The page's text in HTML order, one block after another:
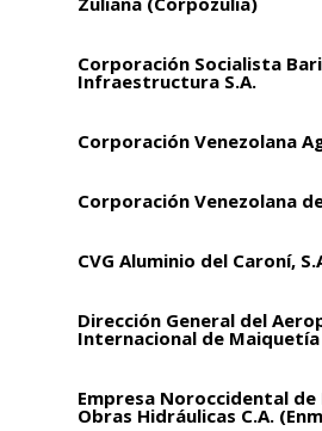
Corporación Socialista
Infraestructura S.A.
Corporación Venezolana
Corporación Venezolana
CVG Aluminio del Caroní,
Dirección General del
Internacional de Maiquetía
Empresa Noroccidental
Obras Hidráulicas C.A.